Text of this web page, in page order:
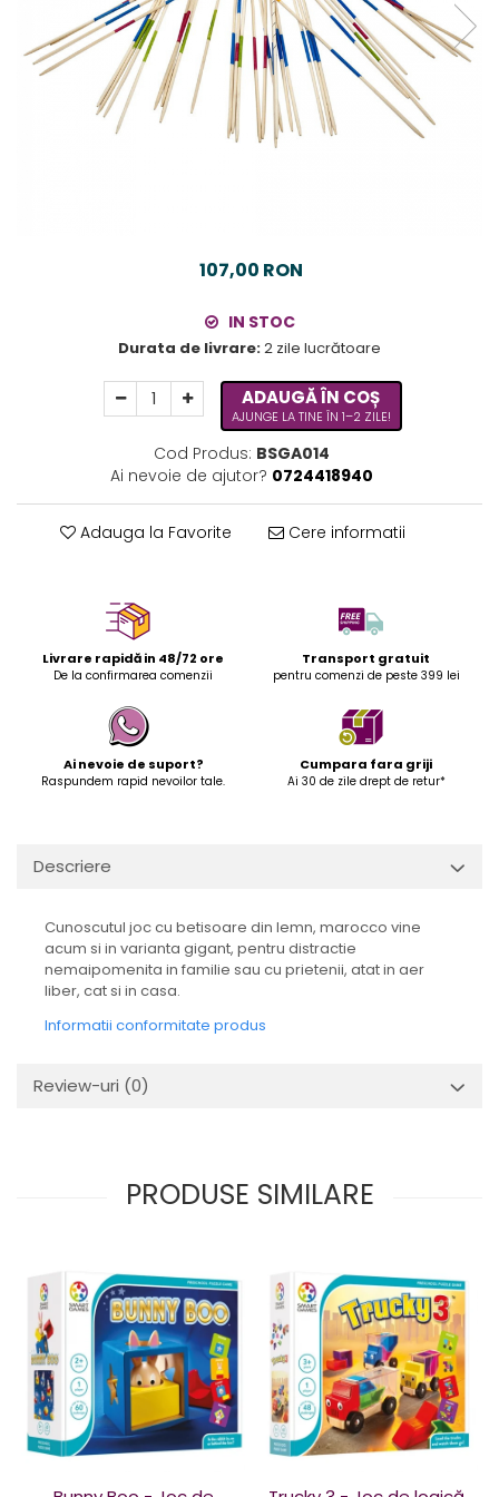
107,00 RON
IN STOC
Durata de livrare:2 zile lucrătoare
ADAUGĂ ÎN COȘ
AJUNGE LA TINE ÎN 1–2 ZILE!
Cod Produs: BSGA014
Ai nevoie de ajutor? 0724418940
Adauga la Favorite Cere informatii
Livrare rapidă in 48/72 ore
De la confirmarea comenzii
Transport gratuit
pentru comenzi de peste 399 lei
Ai nevoie de suport?
Raspundem rapid nevoilor tale.
Cumpara fara griji
Ai 30 de zile drept de retur*
Descriere
Cunoscutul joc cu betisoare din lemn, marocco vine
acum si in varianta gigant, pentru distractie
nemaipomenita in familie sau cu prietenii, atat in aer
liber, cat si in casa.
Informatii conformitate produs
Review-uri (0)
PRODUSE SIMILARE